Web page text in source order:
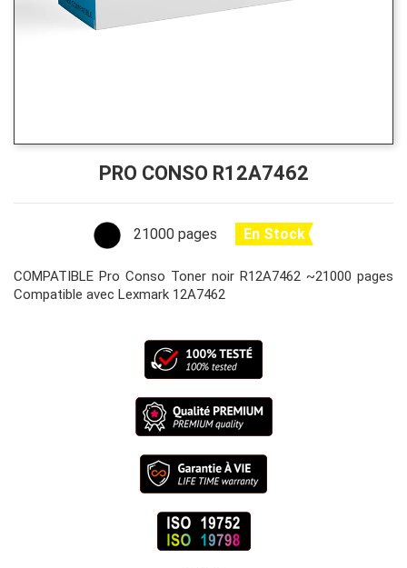
PRO CONSO R12A7462
21000 pages En Stock
COMPATIBLE Pro Conso Toner noir R12A7462 ~21000 pages
Compatible avec Lexmark 12A7462